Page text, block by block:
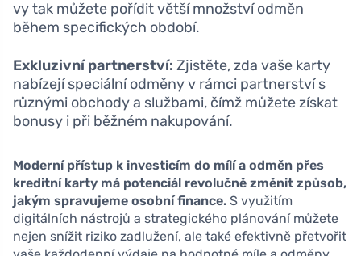
vy tak můžete pořídit větší množství odměn
během specifických období.
Exkluzivní partnerství: Zjistěte, zda vaše karty
nabízejí speciální odměny v rámci partnerství s
různými obchody a službami, čímž můžete získat
bonusy i při běžném nakupování.
Moderní přístup k investicím do mílí a odměn přes
kreditní karty má potenciál revolučně změnit způsob,
jakým spravujeme osobní finance. S využitím
digitálních nástrojů a strategického plánování můžete
nejen snížit riziko zadlužení, ale také efektivně přetvořit